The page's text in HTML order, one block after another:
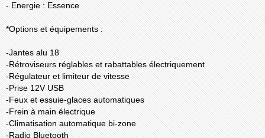
- Energie : Essence
*Options et équipements :
-Jantes alu 18
-Rétroviseurs réglables et rabattables électriquement
-Régulateur et limiteur de vitesse
-Prise 12V USB
-Feux et essuie-glaces automatiques
-Frein à main électrique
-Climatisation automatique bi-zone
-Radio Bluetooth